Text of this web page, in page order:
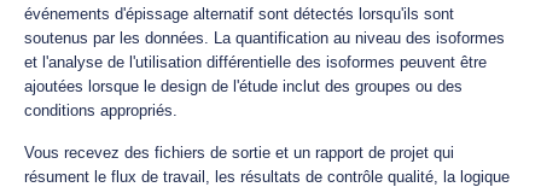
événements d'épissage alternatif sont détectés lorsqu'ils sont
soutenus par les données. La quantification au niveau des isoformes
et l'analyse de l'utilisation différentielle des isoformes peuvent être
ajoutées lorsque le design de l'étude inclut des groupes ou des
conditions appropriés.
Vous recevez des fichiers de sortie et un rapport de projet qui
résument le flux de travail, les résultats de contrôle qualité, la logique